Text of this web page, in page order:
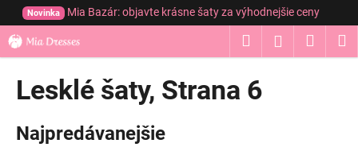
Prejsť
obsah
Novinka Mia Bazár: objavte krásne šaty za výhodnejšie ceny
Hľadať
Lesklé šaty, Strana 6
Najpredávanejšie
o
Späť
Späť
Č
p